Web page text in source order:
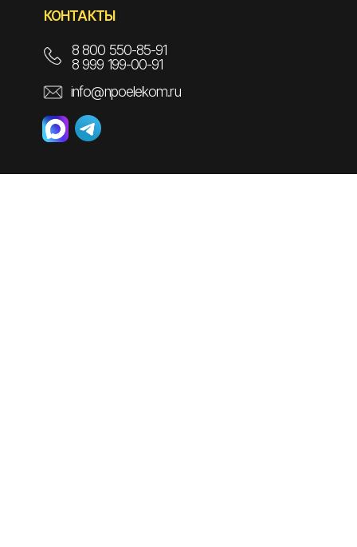
КОНТАКТЫ
info@npoelekom.ru
8 800 550-85-91
8 999 199-00-91